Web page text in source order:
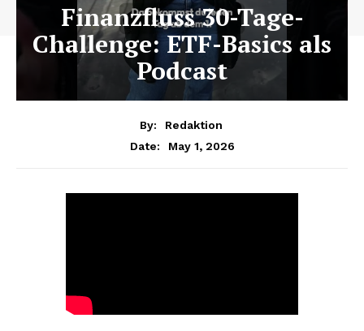
Finanzfluss 30-Tage-
Challenge: ETF-Basics als
Podcast
By:
Redaktion
Date:
May 1, 2026